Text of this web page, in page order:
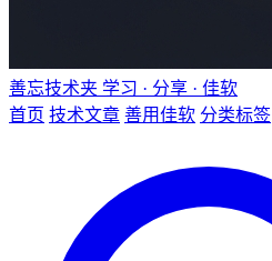
善忘技术夹 学习 · 分享 · 佳软
首页 技术文章 善用佳软 分类标签